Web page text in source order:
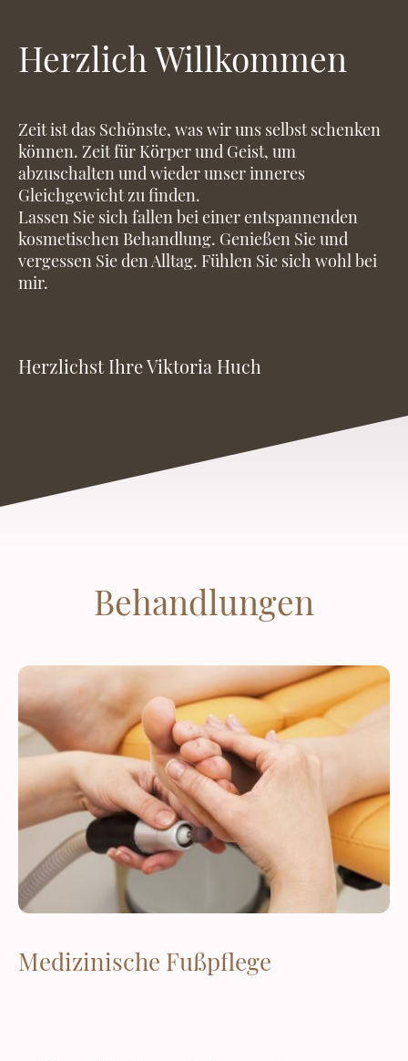
Herzlich Willkommen
Zeit ist das Schönste, was wir uns selbst schenken
können. Zeit für Körper und Geist, um
abzuschalten und wieder unser inneres
Gleichgewicht zu finden.
Lassen Sie sich fallen bei einer entspannenden
kosmetischen Behandlung. Genießen Sie und
vergessen Sie den Alltag. Fühlen Sie sich wohl bei
mir.
Herzlichst Ihre Viktoria Huch
Behandlungen
Medizinische Fußpflege